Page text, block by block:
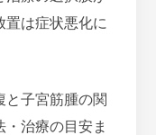
置は症状悪化に
と子宮筋腫の関
治療の目安ま